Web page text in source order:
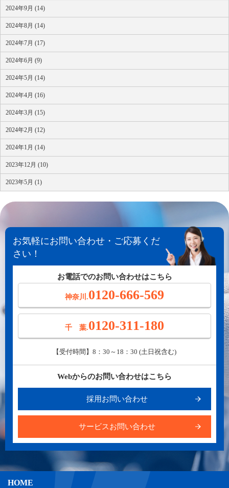
2024年9月 (14)
2024年8月 (14)
2024年7月 (17)
2024年6月 (9)
2024年5月 (14)
2024年4月 (16)
2024年3月 (15)
2024年2月 (12)
2024年1月 (14)
2023年12月 (10)
2023年5月 (1)
お気軽にお問い合わせ・ご応募くだ
さい！
お電話でのお問い合わせはこちら
神奈川.0120-666-569
千 葉.0120-311-180
【受付時間】8：30～18：30 (土日祝含む)
Webからのお問い合わせはこちら
採用お問い合わせ
サービスお問い合わせ
HOME